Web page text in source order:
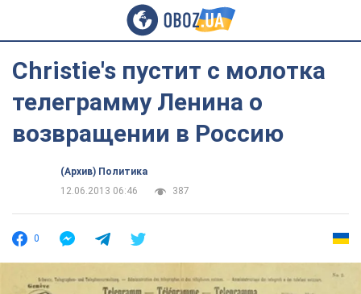
Christie's пустит с молотка
телеграмму Ленина о
возвращении в Россию
(Архив) Политика
12.06.2013 06:46
387
0